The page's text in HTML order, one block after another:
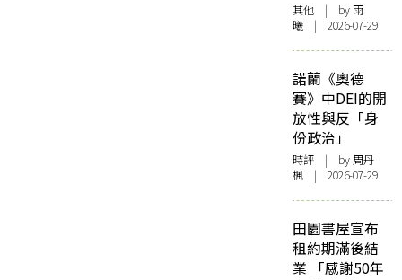
其他 | by 雨
曦 | 2026-07-29
諾蘭《奧德
賽》中DEI的開
放性與反「身
份政治」
時評 | by周丹
楓 | 2026-07-29
田園書屋宣布
租約期滿後結
業 「感謝50年